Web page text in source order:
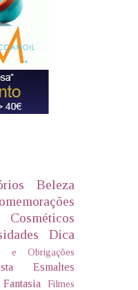
Beleza
Cosméticos
Dica
e Obrigações
Esmaltes
Fantasia Filmes